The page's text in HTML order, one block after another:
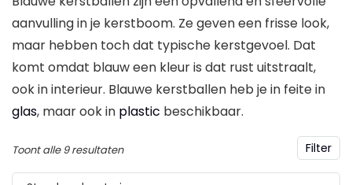
aanvulling in je kerstboom. Ze geven een frisse look,
maar hebben toch dat typische kerstgevoel. Dat
komt omdat blauw een kleur is dat rust uitstraalt,
ook in interieur. Blauwe kerstballen heb je in feite in
glas, maar ook in plastic beschikbaar.
Filter
Toont alle 9 resultaten